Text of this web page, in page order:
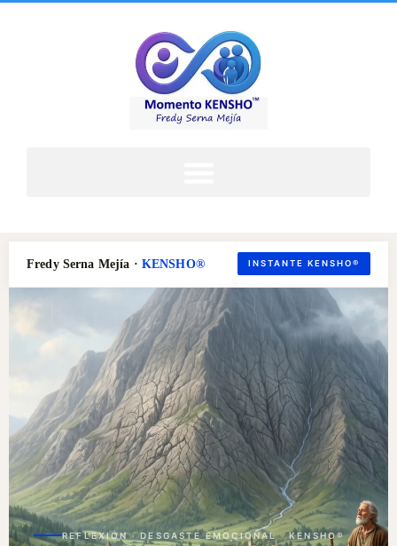
Fredy Serna Mejía · KENSHO® INSTANTE KENSHO®
REFLEXIÓN · DESGASTE EMOCIONAL · KENSHO®